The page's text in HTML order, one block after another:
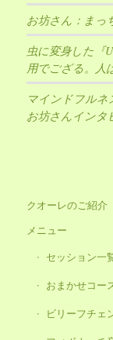
お坊さん：まっ
虫に変身した『
用でござる。人
マインドフルネ
お坊さんインタ
クオーレのご紹介
メニュー
セッション一
おまかせコー
ビリーフチェ